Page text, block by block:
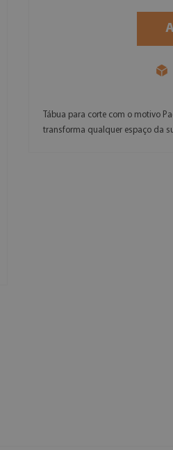
Tábua para corte com o motivo
transforma qualquer espaço da